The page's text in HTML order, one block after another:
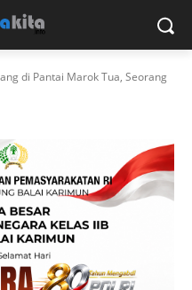
di Pantai Marok Tua, Seorang